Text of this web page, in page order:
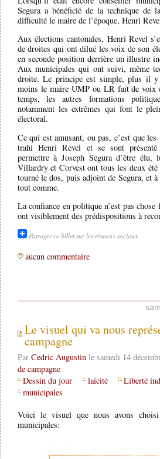
Segura a bénéficié de la technique de
difficulté le maire de l’époque, Henri
Aux élections cantonales, Henri Revel
de droites qui ont dilué les voix de son
en seconde position derrière un illustre
Aux municipales qui ont suivi, même
droite. Le principe est simple, plus il
moins le maire UMP ou LR fait de voix
temps, les autres formations
notamment les extrêmes qui font le
électoral.
Ce qui est amusant, ou pas, c’est que
trahi Henri Revel et se sont
permettre à Joseph Segura d’être
Villardry et Corvest ont tous les deux
tourné le dos, puis adjoint de Segura, et à
tout comme.
La confiance en politique n’est pas
ont visiblement des prédispositions à
Partager ce billet sur les réseaux sociaux
aucun commentaire
Le visuel qui va nous
campagne
Par Cedric Augustinle samedi 14
de campagne
Dessin du jour
laïcité
Liberté
municipales
Voici le visuel que nous avons
municipales: